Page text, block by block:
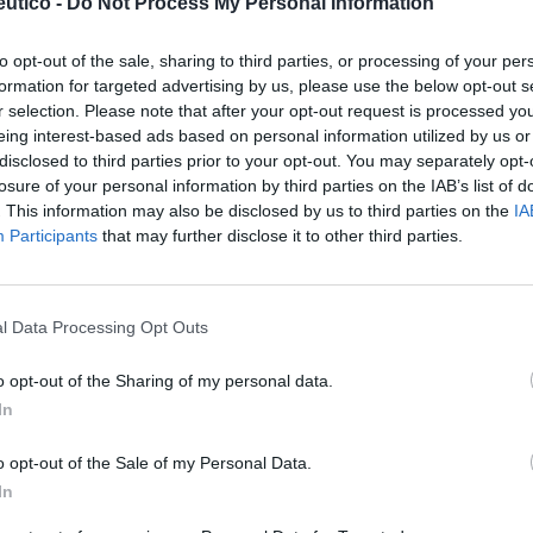
opt-out of the sale, sharing to third parties, or processing of your
for targeted advertising by us, please use the below opt-out
selection. Please note that after your opt-out request is processed
interest-based ads based on personal information utilized by us
to third parties prior to your opt-out. You may separately
of your personal information by third parties on the IAB’s list of
This information may also be disclosed by us to third parties on the
Participants that may further disclose it to other third parties.
Data Processing Opt Outs
opt-out of the Sharing of my personal data.
opt-out of the Sale of my Personal Data.
regional casi 5.000 firmas para
proyecto y contar con el apoyo de las
preferida de Google
de actualidad.
ACTIVAR AHORA
Extremadura